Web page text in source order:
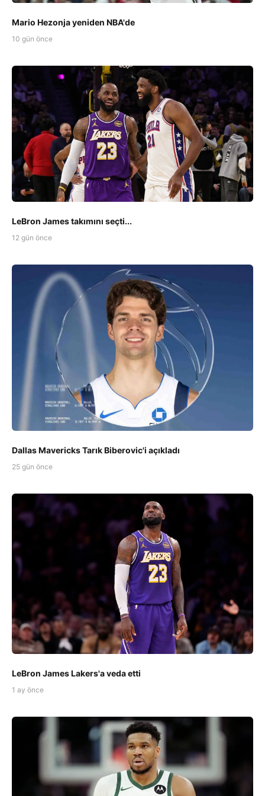
Mario Hezonja yeniden NBA'de
10 gün önce
LeBron James takımını seçti...
12 gün önce
Dallas Mavericks Tarık Biberovic'i açıkladı
25 gün önce
LeBron James Lakers'a veda etti
1 ay önce